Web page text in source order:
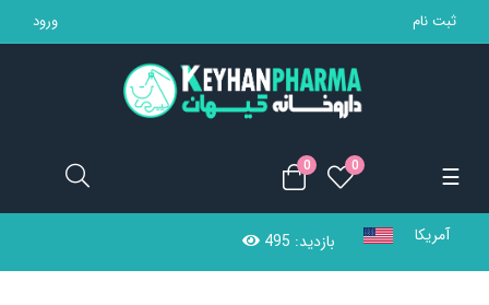
ورود ثبت نام
0
0 Toggle
☰
آمریکا بازدید: 495
تجهیزات پزشکی